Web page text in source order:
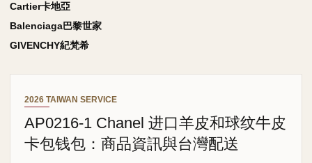
Cartier卡地亞
Balenciaga巴黎世家
GIVENCHY紀梵希
2026 TAIWAN SERVICE
AP0216-1 Chanel 进口羊皮和球纹牛皮
卡包钱包：商品資訊與台灣配送